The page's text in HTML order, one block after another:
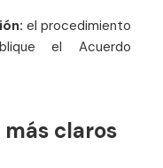
el procedimiento
el Acuerdo
claros